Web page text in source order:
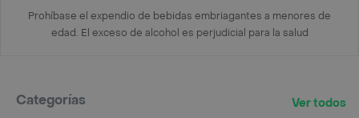
Prohíbase el expendio de bebidas embriagantes a menores de
edad. El exceso de alcohol es perjudicial para la salud
Categorías Ver todos